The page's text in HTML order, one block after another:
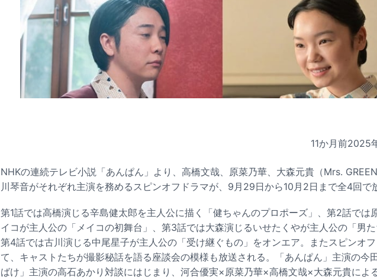
11か月前2025
NHKの連続テレビ小説「あんぱん」より、高橋文哉、原菜乃華、大森元貴（Mrs.
川琴音がそれぞれ主演を務めるスピンオフドラマが、9月29日から10月2日まで全4回で
第1話では高橋演じる辛島健太郎を主人公に描く「健ちゃんのプロポーズ」、第2話では
イコが主人公の「メイコの初舞台」、第3話では大森演じるいせたくやが主人公の「男た
第4話では古川演じる中尾星子が主人公の「受け継ぐもの」をオンエア。またスピンオ
て、キャストたちが撮影秘話を語る座談会の模様も放送される。「あんぱん」主演の今
ばけ」主演の高石あかり対談にはじまり、河合優実×原菜乃華×高橋文哉×大森元貴によ